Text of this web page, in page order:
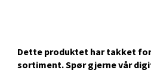
Dette produktet har takket
sortiment. Spør gjerne vår
Velg